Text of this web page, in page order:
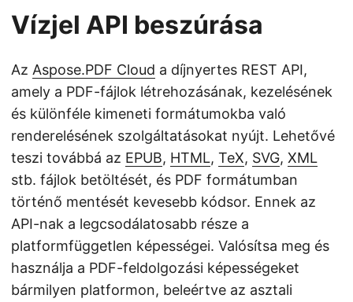
Vízjel API beszúrása
Az Aspose.PDF Cloud a díjnyertes REST API,
amely a PDF-fájlok létrehozásának, kezelésének
és különféle kimeneti formátumokba való
renderelésének szolgáltatásokat nyújt. Lehetővé
teszi továbbá az EPUB, HTML, TeX, SVG, XML
stb. fájlok betöltését, és PDF formátumban
történő mentését kevesebb kódsor. Ennek az
API-nak a legcsodálatosabb része a
platformfüggetlen képességei. Valósítsa meg és
használja a PDF-feldolgozási képességeket
bármilyen platformon, beleértve az asztali